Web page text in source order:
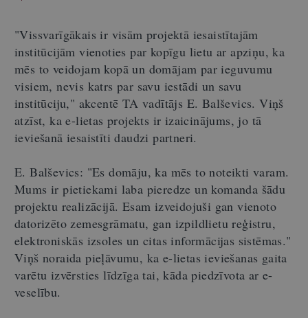
"Vissvarīgākais ir visām projektā iesaistītajām
institūcijām vienoties par kopīgu lietu ar apziņu, ka
mēs to veidojam kopā un domājam par ieguvumu
visiem, nevis katrs par savu iestādi un savu
institūciju," akcentē TA vadītājs E. Balševics. Viņš
atzīst, ka e-lietas projekts ir izaicinājums, jo tā
ieviešanā iesaistīti daudzi partneri.
E. Balševics: "Es domāju, ka mēs to noteikti varam.
Mums ir pietiekami laba pieredze un komanda šādu
projektu realizācijā. Esam izveidojuši gan vienoto
datorizēto zemesgrāmatu, gan izpildlietu reģistru,
elektroniskās izsoles un citas informācijas sistēmas."
Viņš noraida pieļāvumu, ka e-lietas ieviešanas gaita
varētu izvērsties līdzīga tai, kāda piedzīvota ar e-
veselību.